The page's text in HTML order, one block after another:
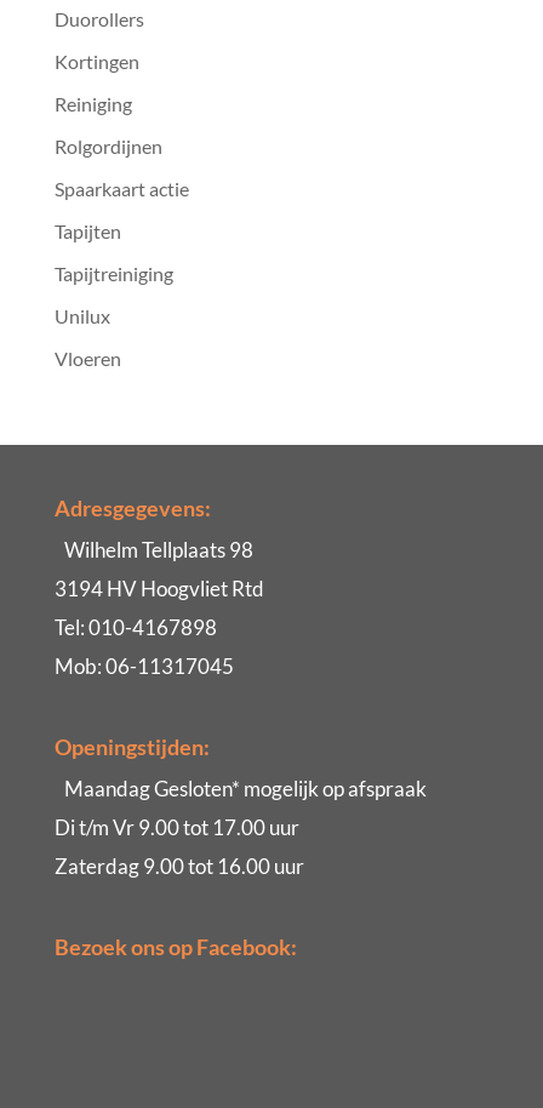
Duorollers
Kortingen
Reiniging
Rolgordijnen
Spaarkaart actie
Tapijten
Tapijtreiniging
Unilux
Vloeren
Adresgegevens:
Wilhelm Tellplaats 98
3194 HV Hoogvliet Rtd
Tel: 010-4167898
Mob: 06-11317045
Openingstijden:
Maandag Gesloten* mogelijk op afspraak
Di t/m Vr 9.00 tot 17.00 uur
Zaterdag 9.00 tot 16.00 uur
Bezoek ons op Facebook: